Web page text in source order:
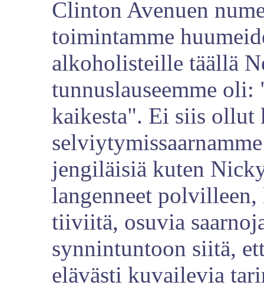
Clinton Avenuen
toimintamme
alkoholisteille täällä
tunnuslauseemme oli:
kaikesta". Ei siis ollut
jengiläisiä kuten
langenneet polvilleen,
tiiviitä, osuvia
synnintuntoon siitä,
elävästi kuvailevia